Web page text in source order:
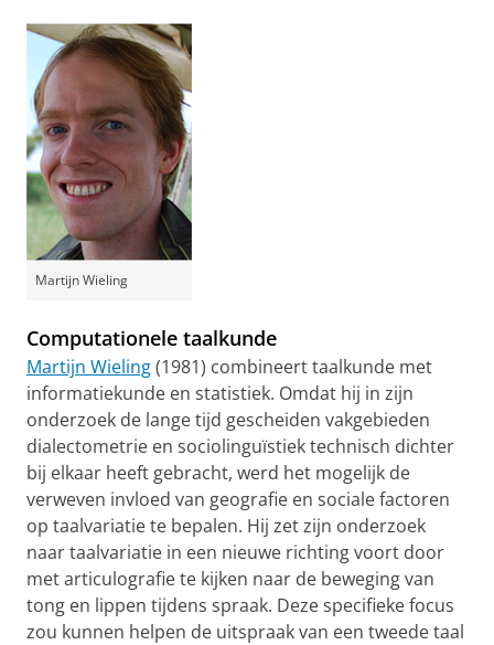
video te zien
Martijn Wieling
Computationele taalkunde
Martijn Wieling(1981) combineert taalkunde met
informatiekunde en statistiek. Omdat hij in zijn
onderzoek de lange tijd gescheiden vakgebieden
dialectometrie en sociolinguïstiek technisch dichter
bij elkaar heeft gebracht, werd het mogelijk de
verweven invloed van geografie en sociale factoren
op taalvariatie te bepalen. Hij zet zijn onderzoek
naar taalvariatie in een nieuwe richting voort door
met articulografie te kijken naar de beweging van
tong en lippen tijdens spraak. Deze specifieke focus
zou kunnen helpen de uitspraak van een tweede taal